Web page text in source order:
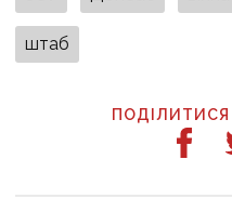
штаб